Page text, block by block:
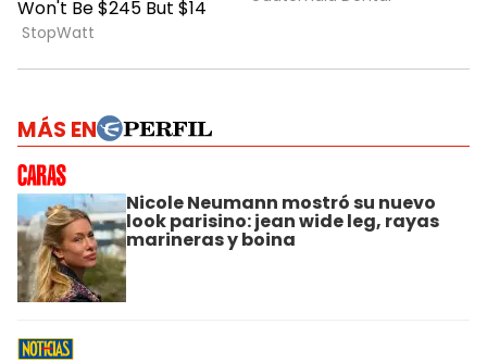
MÁS EN
Nicole Neumann mostró su nuevo
look parisino: jean wide leg, rayas
marineras y boina